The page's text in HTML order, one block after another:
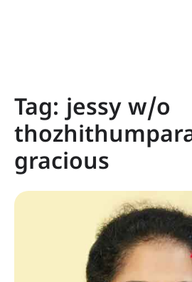
Tag: jessy w/o
gracious